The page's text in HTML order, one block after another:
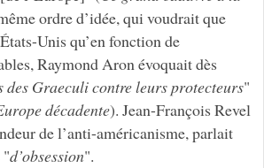
ordre d’idée, qui voudrait que
Unis qu’en fonction de
Raymond Aron évoquait dès
des Graeculi contre leurs protecteurs"
décadente). Jean-François Revel
de l’anti-américanisme, parlait
"d’obsession".